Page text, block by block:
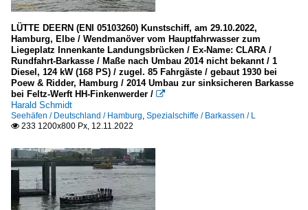
LÜTTE DEERN (ENI 05103260) Kunstschiff, am 29.10.2022,
Hamburg, Elbe / Wendmanöver vom Hauptfahrwasser zum
Liegeplatz Innenkante Landungsbrücken / Ex-Name: CLARA /
Rundfahrt-Barkasse / Maße nach Umbau 2014 nicht bekannt / 1
Diesel, 124 kW (168 PS) / zugel. 85 Fahrgäste / gebaut 1930 bei
Poew & Ridder, Hamburg / 2014 Umbau zur sinksicheren Barkasse
bei Feltz-Werft HH-Finkenwerder / 
Harald Schmidt
Seehäfen / Deutschland / Hamburg, Spezialschiffe / Barkassen / L
 233 1200x800 Px, 12.11.2022